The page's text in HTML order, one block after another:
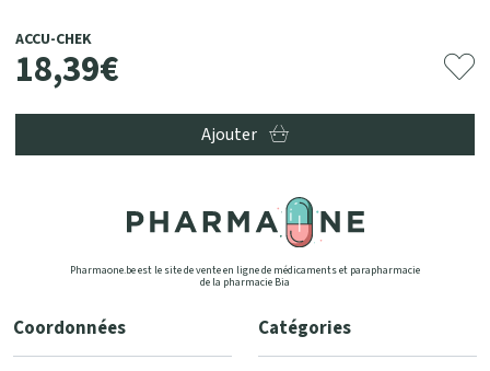
ACCU-CHEK
18,39€
Ajouter
Pharmaone.be est le site de vente en ligne de médicaments et parapharmacie
de la pharmacie Bia
Coordonnées Catégories